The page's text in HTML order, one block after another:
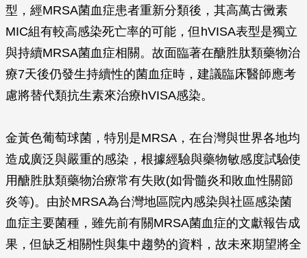
型，經MRSA菌血症患者重新分類後，其高萬古黴素
MIC組有較高感染死亡率的可能，但hVISA表型是獨立
與持續MRSA菌血症相關。故面臨著在醣胜肽類藥物治
療7天後仍發生持續性的菌血症時，建議臨床醫師應考
慮將替代類抗生素來治療hVISA感染。
金黃色葡萄球菌，特別是MRSA，在台灣與世界各地均
造成廣泛與嚴重的感染，根據經驗與藥物敏感度試驗使
用醣胜肽類藥物治療常有失敗(如骨髓炎和敗血性關節
炎等)。由於MRSA為台灣地區院內感染與社區感染菌
血症主要菌種，雖先前有關MRSA菌血症的文獻報告成
果，但缺乏相關性與集中趨勢的資料，故未來期望將全